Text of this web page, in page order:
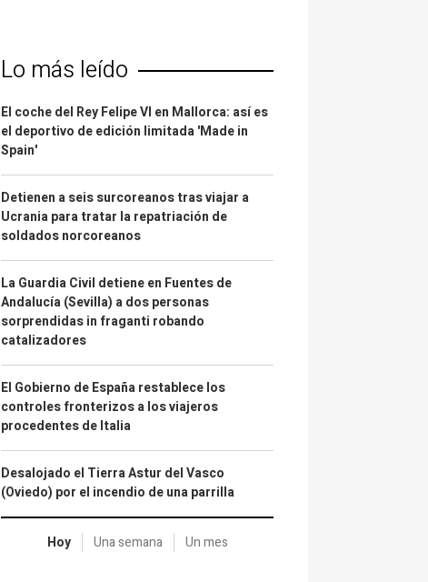
Lo más leído
El coche del Rey Felipe VI en Mallorca: así es
el deportivo de edición limitada 'Made in
Spain'
Detienen a seis surcoreanos tras viajar a
Ucrania para tratar la repatriación de
soldados norcoreanos
La Guardia Civil detiene en Fuentes de
Andalucía (Sevilla) a dos personas
sorprendidas in fraganti robando
catalizadores
El Gobierno de España restablece los
controles fronterizos a los viajeros
procedentes de Italia
Desalojado el Tierra Astur del Vasco
(Oviedo) por el incendio de una parrilla
Hoy Una semana Un mes